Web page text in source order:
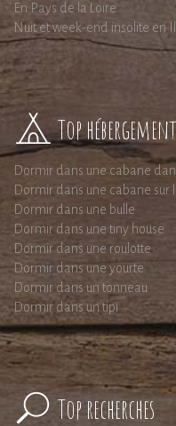
En Pays de la Loire
Nuit et week-end insolite en
Top
Dormir dans une cabane
Dormir dans une cabane sur
Dormir dans une bulle
Dormir dans une tiny house
Dormir dans une roulotte
Dormir dans une yourte
Dormir dans un tonneau
Dormir dans un tipi
Top recherches